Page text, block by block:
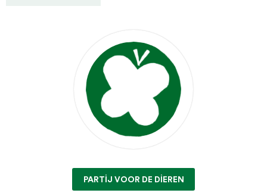
PARTIJ VOOR DE DIEREN